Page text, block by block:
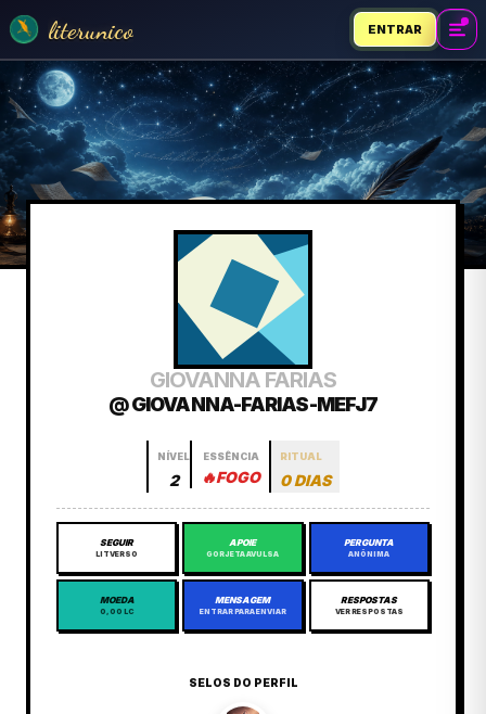
literunico ENTRAR
GIOVANNA FARIAS
@ GIOVANNA-FARIAS-MEFJ7
NÍVEL
2
ESSÊNCIA
🔥FOGO
RITUAL
0 DIAS
SEGUIR
LITVERSO
APOIE
GORJETA AVULSA
PERGUNTA
ANÔNIMA
MOEDA
0,00 LC
MENSAGEM
ENTRAR PARA ENVIAR
RESPOSTAS
VER RESPOSTAS
SELOS DO PERFIL